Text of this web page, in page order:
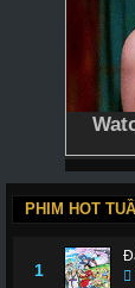
PHIM HOT
1